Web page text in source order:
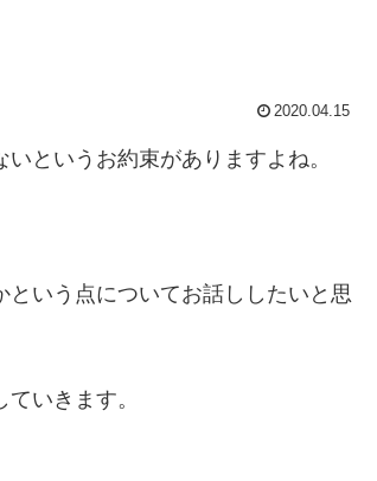
2020.04.15
というお約束がありますよね。
いう点についてお話ししたいと思
いきます。